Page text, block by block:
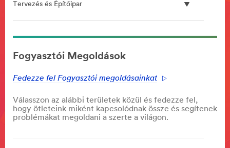
Tervezés és Építőipar
**Site
area
**
Infrastructure
url**
**Site
**
Fogyasztói Megoldások
Fedezze fel Fogyasztói megoldásainkat
Válasszon az alábbi területek közül és fedezze fel,
hogy ötleteink miként kapcsolódnak össze és segítenek
problémákat megoldani a szerte a világon.